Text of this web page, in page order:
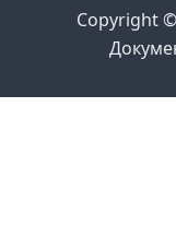
Copyright